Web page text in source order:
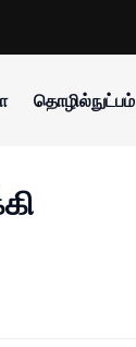
தொழில்நுட்பம்